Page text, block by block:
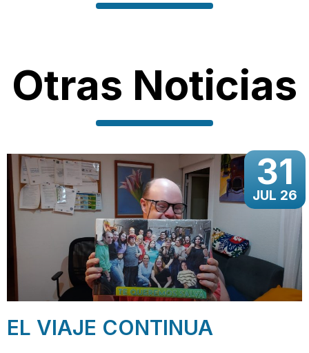
Otras Noticias
31
JUL 26
EL VIAJE CONTINUA